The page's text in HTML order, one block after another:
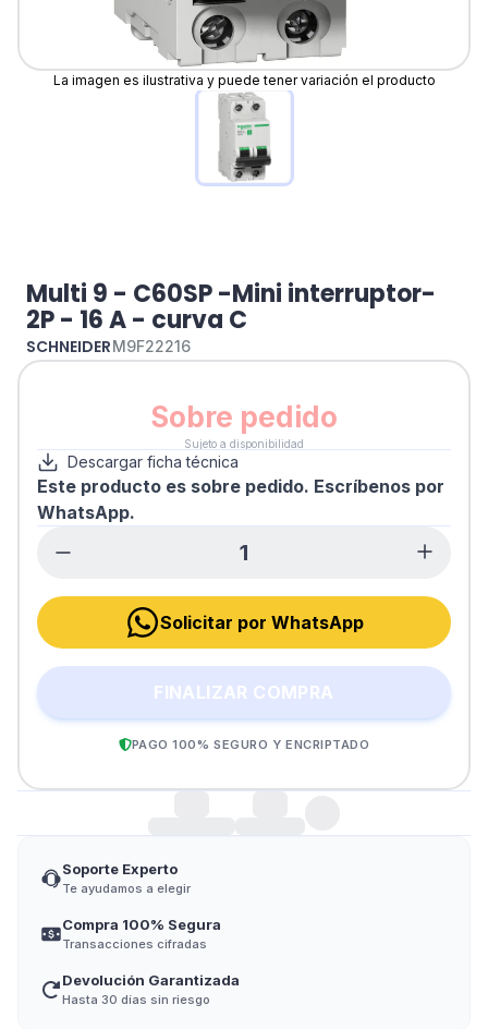
La imagen es ilustrativa y puede tener variación el producto
Multi 9 - C60SP -Mini interruptor-
2P - 16 A - curva C
SCHNEIDERM9F22216
Sobre pedido
Sujeto a disponibilidad
Descargar ficha técnica
Este producto es sobre pedido. Escríbenos por
WhatsApp.
Solicitar por WhatsApp
FINALIZAR COMPRA
PAGO 100% SEGURO Y ENCRIPTADO
Soporte Experto
Te ayudamos a elegir
Compra 100% Segura
Transacciones cifradas
Devolución Garantizada
Hasta 30 días sin riesgo